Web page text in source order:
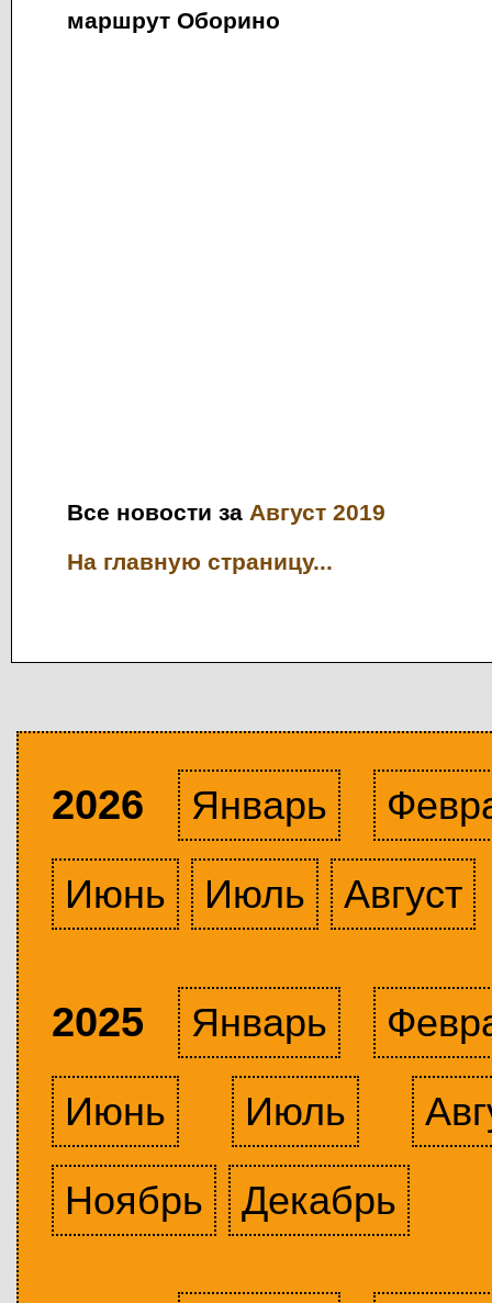
маршрут Оборино
Все новости за Август 2019
На главную страницу...
2026 Январь
Июнь
Июль Август
2025 Январь
Июнь
Июль
Ноябрь
Декабрь